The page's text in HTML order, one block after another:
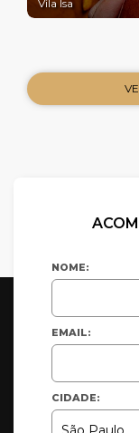
Vila Isa
NOME:
EMAIL:
CIDADE: